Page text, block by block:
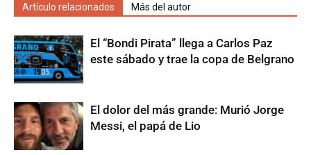
Artículo relacionados Más del autor
El “Bondi Pirata” llega a Carlos Paz
este sábado y trae la copa de Belgrano
El dolor del más grande: Murió Jorge
Messi, el papá de Lio